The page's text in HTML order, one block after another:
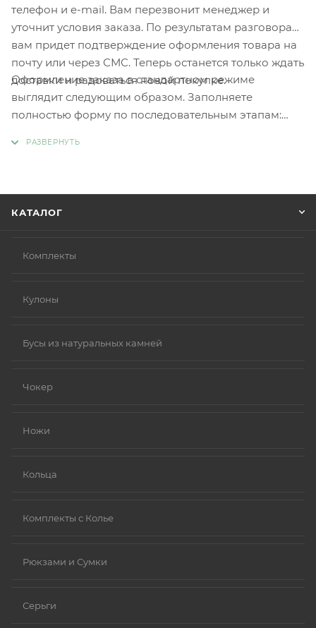
телефон и e-mail. Вам перезвонит менеджер и
уточнит условия заказа. По результатам разговора
вам придет подтверждение оформления товара на
почту или через СМС. Теперь останется только ждать
доставки и радоваться новой покупке.
Оформление заказа в стандартном режиме
выглядит следующим образом. Заполняете
полностью форму по последовательным этапам:
КАТАЛОГ
Комплекты
Кулоны
Бусы из натуральных камней
Чокер
Ножи
Кольца
Комплекты с Колье
Рюкзами и Сумки
Серьги